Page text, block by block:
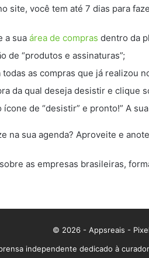
site, você tem até 7 dias para
a sua área de compras dentro da
de “produtos e assinaturas”;
todas as compras que já realizou
da qual deseja desistir e clique
de “desistir” e pronto!” A
na sua agenda? Aproveite e
as empresas brasileiras,
© 2026 - Appsreais -
independente dedicado à